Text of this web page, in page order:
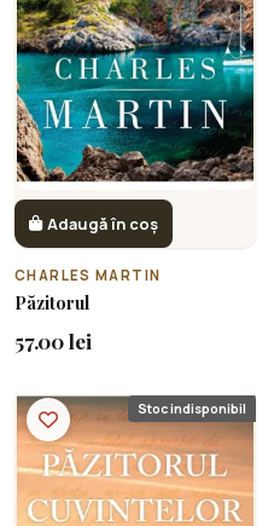
Adaugă în coș
CHARLES MARTIN
Păzitorul
57.00 lei
Stoc indisponibil